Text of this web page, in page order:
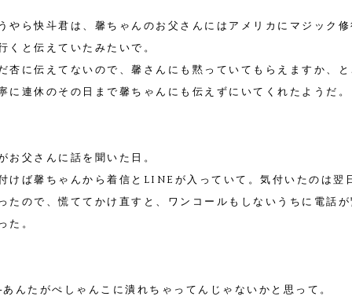
やら快斗君は、馨ちゃんのお父さんにはアメリカにマジック
くと伝えていたみたいで。
杏に伝えてないので、馨さんにも黙っていてもらえますか、
に連休のその日まで馨ちゃんにも伝えずにいてくれたようだ。
お父さんに話を聞いた日。
けば馨ちゃんから着信とLINEが入っていて。気付いたのは翌
たので、慌ててかけ直すと、ワンコールもしないうちに電話
た。
んたがぺしゃんこに潰れちゃってんじゃないかと思って。